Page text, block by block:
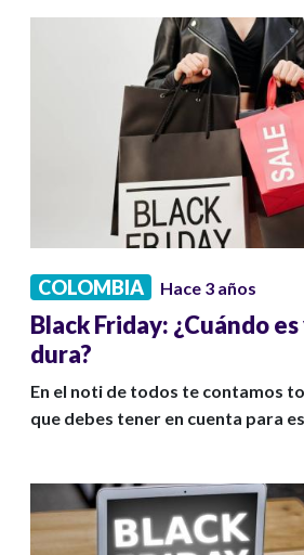
COLOMBIA Hace 3 años
Black Friday: ¿Cuándo
dura?
En el noti de todos te contamos
que debes tener en cuenta para